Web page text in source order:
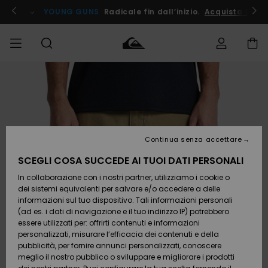
informazioni
prodotto
! YOUNG GUNS Radicale fin dall’inizio. Acquista Ora
Accessori
Calzature
e
infradito
Surf /
Acqua
Accessori
Calzature
e
infradito
Surf /
Acqua
Nuovi
Da
Scoprire
Snow
SURF
Highlights
Comunità
SNOW
Shop
Snow
Shop
Donna
OUTLET
Outlet
Donna
Pagamento
Buono regalo
Quiksilver
Freedom
SCEGLI COSA SUCCEDE AI TUOI DATI PERSONALI
In collaborazione con i nostri partner, utilizziamo i cookie o
dei sistemi equivalenti per salvare e/o accedere a delle
informazioni sul tuo dispositivo. Tali informazioni personali
(ad es. i dati di navigazione e il tuo indirizzo IP) potrebbero
essere utilizzati per: offrirti contenuti e informazioni
personalizzati, misurare l’efficacia dei contenuti e della
pubblicità, per fornire annunci personalizzati, conoscere
meglio il nostro pubblico o sviluppare e migliorare i prodotti
Continua senza accettare